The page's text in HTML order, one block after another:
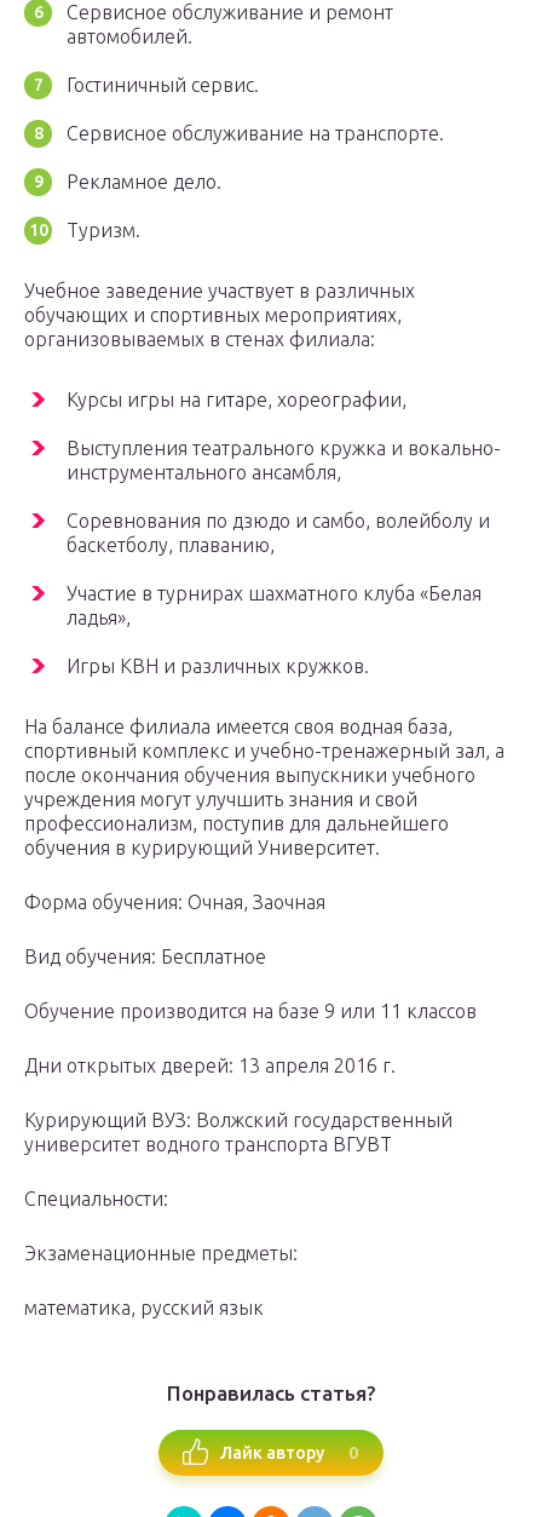
Сервисное обслуживание и ремонт
автомобилей.
Гостиничный сервис.
Сервисное обслуживание на транспорте.
Рекламное дело.
Туризм.
Учебное заведение участвует в различных
обучающих и спортивных мероприятиях,
организовываемых в стенах филиала:
Курсы игры на гитаре, хореографии,
Выступления театрального кружка и вокально-
инструментального ансамбля,
Соревнования по дзюдо и самбо, волейболу и
баскетболу, плаванию,
Участие в турнирах шахматного клуба «Белая
ладья»,
Игры КВН и различных кружков.
На балансе филиала имеется своя водная база,
спортивный комплекс и учебно-тренажерный зал, а
после окончания обучения выпускники учебного
учреждения могут улучшить знания и свой
профессионализм, поступив для дальнейшего
обучения в курирующий Университет.
Форма обучения: Очная, Заочная
Вид обучения: Бесплатное
Обучение производится на базе 9 или 11 классов
Дни открытых дверей: 13 апреля 2016 г.
Курирующий ВУЗ: Волжский государственный
университет водного транспорта ВГУВТ
Специальности:
Экзаменационные предметы:
математика, русский язык
Понравилась статья?
Лайк автору 0